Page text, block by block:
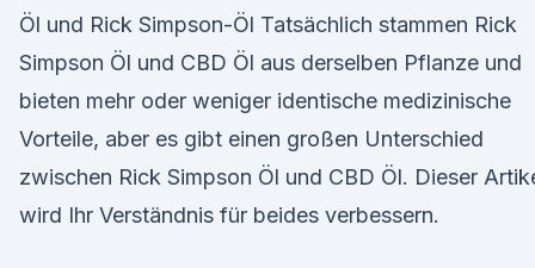
Öl und Rick Simpson-Öl Tatsächlich stammen Rick
Simpson Öl und CBD Öl aus derselben Pflanze und
bieten mehr oder weniger identische medizinische
Vorteile, aber es gibt einen großen Unterschied
zwischen Rick Simpson Öl und CBD Öl. Dieser
wird Ihr Verständnis für beides verbessern.